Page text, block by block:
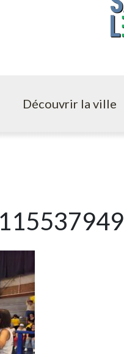
Découvrir la ville